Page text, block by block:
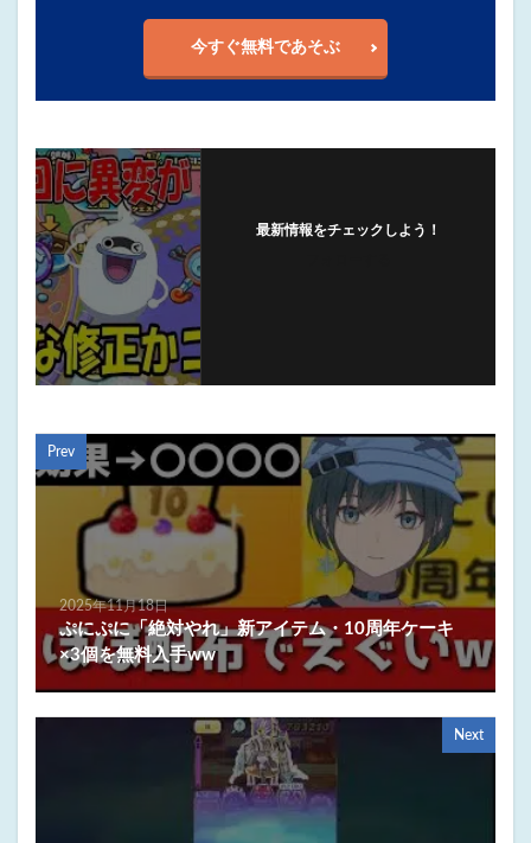
今すぐ無料であそぶ
最新情報をチェックしよう！
Prev
2025年11月18日
ぷにぷに「絶対やれ」新アイテム・10周年ケーキ
×3個を無料入手ww
Next